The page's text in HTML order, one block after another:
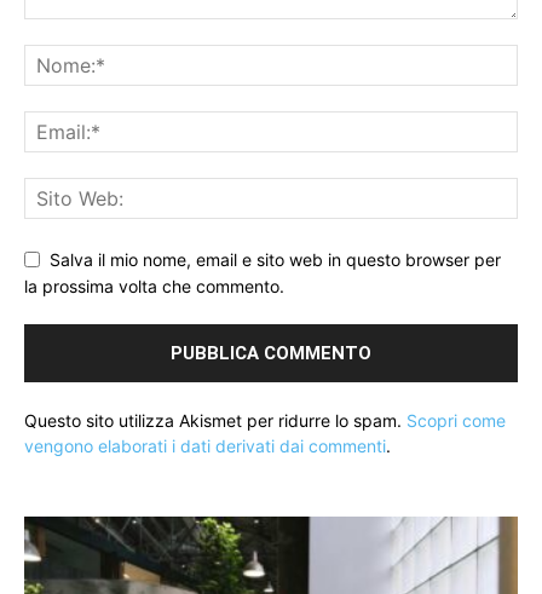
Salva il mio nome, email e sito web in questo browser per
la prossima volta che commento.
Questo sito utilizza Akismet per ridurre lo spam. Scopri come
vengono elaborati i dati derivati dai commenti.